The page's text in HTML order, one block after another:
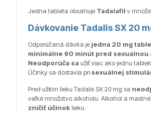
Jedna tableta obsahuje Tadalafil v
Dávkovanie Tadalis SX 20
Odporúčaná dávka je jedna 20 mg
minimálne 60 minút pred sexuálnou
Neodporúča sa užiť viac ako jednu
Účinky sa dostavia pri sexuálnej
Pred užitím lieku Tadalis SX 20 mg sa
veľké množstvo alkoholu. Alkohol a
zničiť účinok lieku.